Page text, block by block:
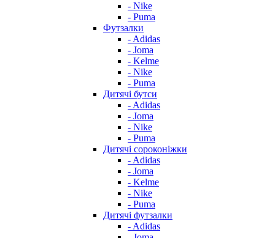
- Nike
- Puma
Футзалки
- Adidas
- Joma
- Kelme
- Nike
- Puma
Дитячі бутси
- Adidas
- Joma
- Nike
- Puma
Дитячі сороконіжки
- Adidas
- Joma
- Kelme
- Nike
- Puma
Дитячі футзалки
- Adidas